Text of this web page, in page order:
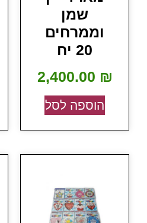
שמן
וממרחים
20 יח
2,400.00 ₪
הוספה לסל